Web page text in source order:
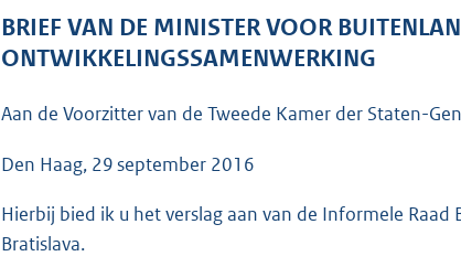
r
o
o
t
4
BRIEF VAN DE MINISTER VOOR
ONTWIKKELINGSSAMENWERKING
Aan de Voorzitter van de Tweede Kamer der Staten-
Den Haag, 29 september 2016
Hierbij bied ik u het verslag aan van de Informele
Bratislava.